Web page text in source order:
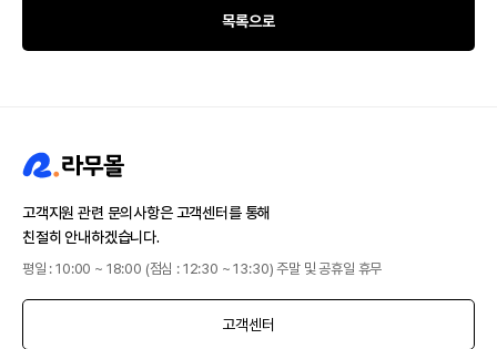
목록으로
고객지원 관련 문의사항은 고객센터를 통해
친절히 안내하겠습니다.
평일 : 10:00 ~ 18:00 (점심 : 12:30 ~ 13:30) 주말 및 공휴일 휴무
고객센터